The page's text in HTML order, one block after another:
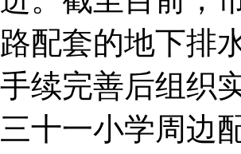
路配套的地下排
手续完善后组织
三十一小学周边